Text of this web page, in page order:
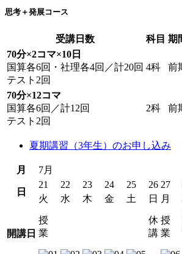
思考＋発展コース
受講日数 科目 期
70分×2コマ×10日
国算各6回・社理各4回／計20回
テスト2回
4科 前
70分×12コマ
国算各6回／計12回
テスト2回
2科 前
夏期講習（3年生）のお申し込み
月 7月
日
21 22 23 24 25 26 27
火
水 木 金 土 日 月
開講日
授
業
休
講
授
業